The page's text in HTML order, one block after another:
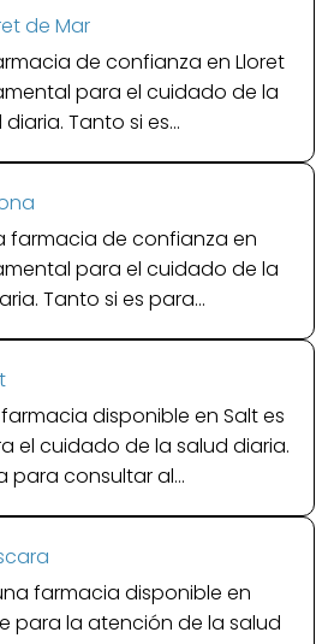
de Mar
de confianza en Lloret
para el cuidado de la
Tanto si es...
farmacia de confianza en
para el cuidado de la
Tanto si es para...
disponible en Salt es
el cuidado de la salud diaria.
para consultar al...
farmacia disponible en
para la atención de la salud